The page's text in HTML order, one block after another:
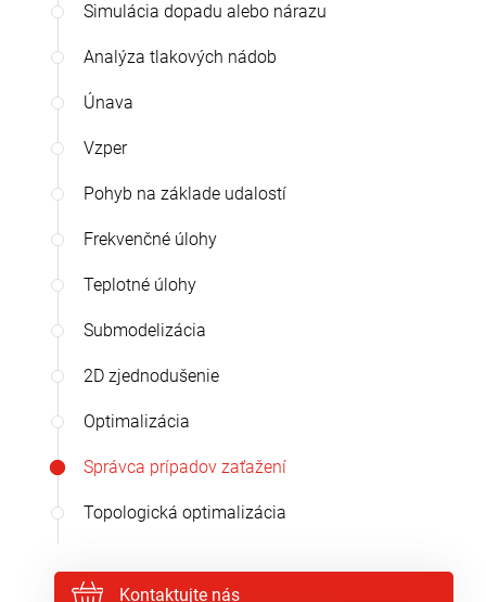
Simulácia dopadu alebo nárazu
Analýza tlakových nádob
Únava
Vzper
Pohyb na základe udalostí
Frekvenčné úlohy
Teplotné úlohy
Submodelizácia
2D zjednodušenie
Optimalizácia
Správca prípadov zaťažení
Topologická optimalizácia
Kontaktujte nás